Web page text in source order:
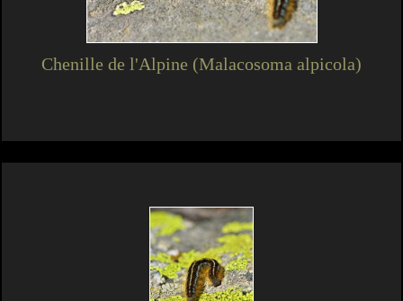
Chenille de l'Alpine (Malacosoma alpicola)